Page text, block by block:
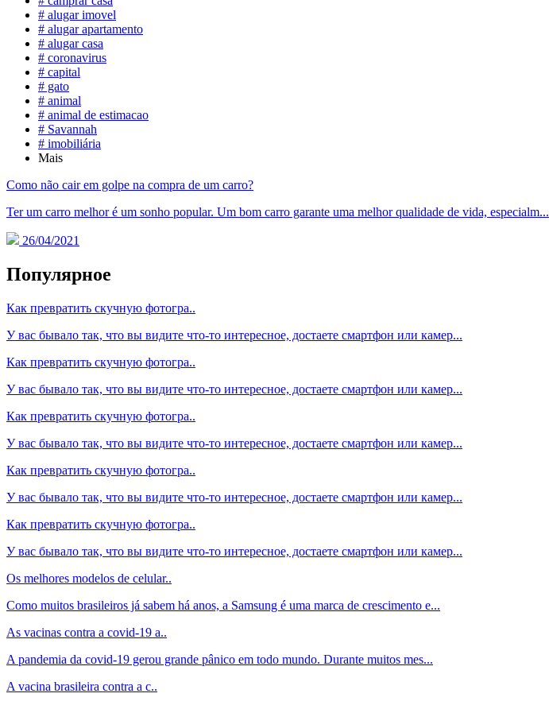
# alugar imovel
# alugar apartamento
# alugar casa
# coronavirus
# capital
# gato
# animal
# animal de estimacao
# Savannah
# imobiliária
Mais
Como não cair em golpe na compra de um carro?
Ter um carro melhor é um sonho popular. Um bom carro garante uma melhor qualidade de vida, especialm...
26/04/2021
Популярное
Как превратить скучную фотогра..
У вас бывало так, что вы видите что-то интересное, достаете смартфон или камер...
Как превратить скучную фотогра..
У вас бывало так, что вы видите что-то интересное, достаете смартфон или камер...
Как превратить скучную фотогра..
У вас бывало так, что вы видите что-то интересное, достаете смартфон или камер...
Как превратить скучную фотогра..
У вас бывало так, что вы видите что-то интересное, достаете смартфон или камер...
Как превратить скучную фотогра..
У вас бывало так, что вы видите что-то интересное, достаете смартфон или камер...
Os melhores modelos de celular..
Como muitos brasileiros já sabem há anos, a Samsung é uma marca de crescimento e...
As vacinas contra a covid-19 a..
A pandemia da covid-19 gerou grande pânico em todo mundo. Durante muitos mes...
A vacina brasileira contra a c..